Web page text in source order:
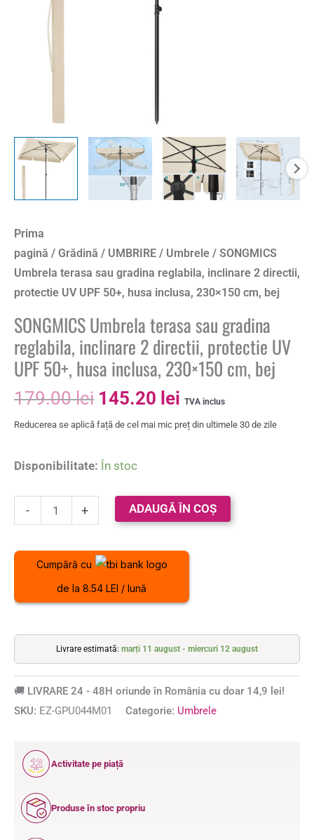
Prima
pagină / Grădină / UMBRIRE / Umbrele / SONGMICS
Umbrela terasa sau gradina reglabila, inclinare 2 directii,
protectie UV UPF 50+, husa inclusa, 230×150 cm, bej
SONGMICS Umbrela terasa sau gradina
reglabila, inclinare 2 directii, protectie UV
UPF 50+, husa inclusa, 230×150 cm, bej
179.00lei 145.20 lei TVA inclus
Reducerea se aplică față de cel mai mic preț din ultimele 30 de zile
Disponibilitate: În stoc
-
protectie
inclusa,
230x150
bej
+ ADAUGĂ ÎN COȘ
Cumpără cu
de la 8.54 LEI / lună
Livrare estimată: marți 11 august - miercuri 12 august
🚚 LIVRARE 24 - 48H oriunde în România cu doar 14,9 lei!
SKU: EZ-GPU044M01 Categorie: Umbrele
12
ANI
Activitate pe piață
Produse în stoc propriu